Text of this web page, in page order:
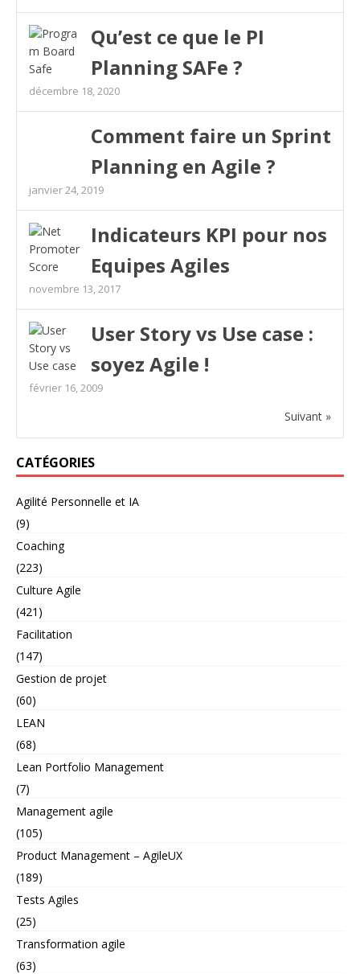
Qu’est ce que le PI
Planning SAFe ?
décembre 18, 2020
Comment faire un Sprint
Planning en Agile ?
janvier 24, 2019
Indicateurs KPI pour nos
Equipes Agiles
novembre 13, 2017
User Story vs Use case :
soyez Agile !
février 16, 2009
Suivant »
CATÉGORIES
Agilité Personnelle et IA
(9)
Coaching
(223)
Culture Agile
(421)
Facilitation
(147)
Gestion de projet
(60)
LEAN
(68)
Lean Portfolio Management
(7)
Management agile
(105)
Product Management – AgileUX
(189)
Tests Agiles
(25)
Transformation agile
(63)